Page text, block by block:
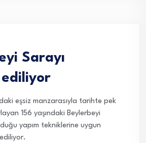
Sarayı
eşsiz manzarasıyla tarihte pek
156 yaşındaki Beylerbeyi
yapım tekniklerine uygun